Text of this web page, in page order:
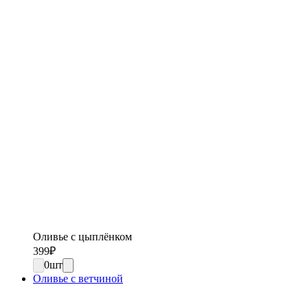
Оливье с цыплёнком
399₽
0шт
Оливье с ветчиной